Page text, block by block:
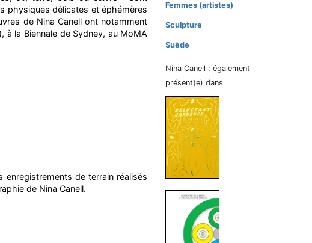
physiques délicates et éphémères
de Nina Canell ont notamment
la Biennale de Sydney, au MoMA
de terrain réalisés
de Nina Canell.
Femmes (artistes)
Sculpture
Suède
Nina Canell : également
présent(e) dans